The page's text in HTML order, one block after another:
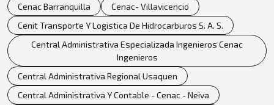
Cenac Barranquilla
Cenac- Villavicencio
Cenit Transporte Y Logistica De Hidrocarburos S. A. S.
Central Administrativa Especializada Ingenieros Cenac
Ingenieros
Central Administrativa Regional Usaquen
Central Administrativa Y Contable - Cenac - Neiva